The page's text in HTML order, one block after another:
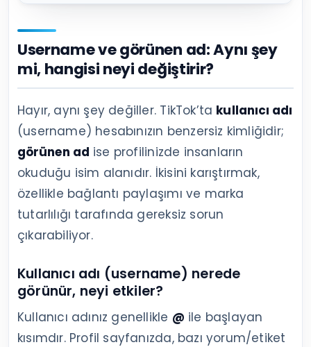
Username ve görünen ad: Aynı şey
mi, hangisi neyi değiştirir?
Hayır, aynı şey değiller. TikTok’ta kullanıcı adı
(username) hesabınızın benzersiz kimliğidir;
görünen ad ise profilinizde insanların
okuduğu isim alanıdır. İkisini karıştırmak,
özellikle bağlantı paylaşımı ve marka
tutarlılığı tarafında gereksiz sorun
çıkarabiliyor.
Kullanıcı adı (username) nerede
görünür, neyi etkiler?
Kullanıcı adınız genellikle @ ile başlayan
kısımdır. Profil sayfanızda, bazı yorum/etiket